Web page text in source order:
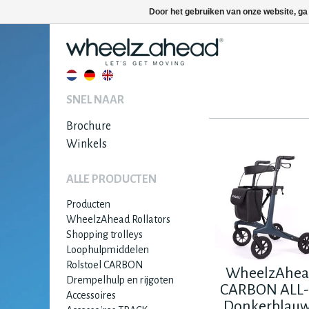
SNEL NAAR
Brochure
Winkels
ALLE PRODUCTEN
Producten
WheelzAhead Rollators
Shopping trolleys
Loophulpmiddelen
Rolstoel CARBON
Drempelhulp en rijgoten
Accessoires
CARBON
Door het gebruiken van onze website,